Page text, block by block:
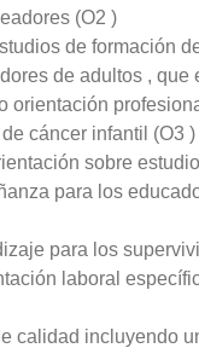
(O2 )
de formación
de adultos , que
orientación
cáncer infantil (O3 )
sobre
para los
para los
laboral
calidad incluyendo